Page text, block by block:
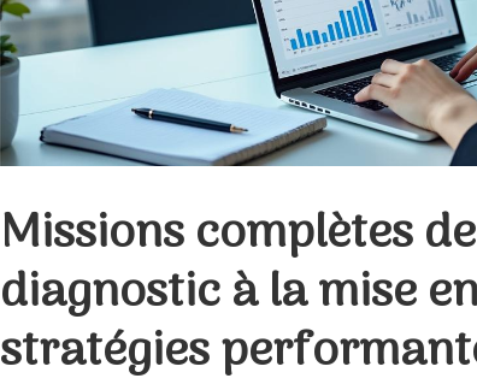
Missions complètes
diagnostic à la mise
stratégies